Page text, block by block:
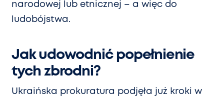
narodowej lub etnicznej – a więc do
ludobójstwa.
Jak udowodnić popełnienie
tych zbrodni?
Ukraińska prokuratura podjęła już kroki w